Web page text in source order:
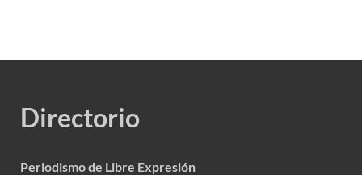
Directorio
Periodismo de Libre Expresión